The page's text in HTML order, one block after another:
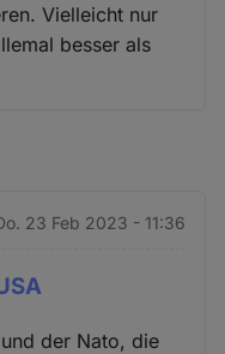
Vielleicht nur
besser als
23 Feb 2023 - 11:36
der Nato, die